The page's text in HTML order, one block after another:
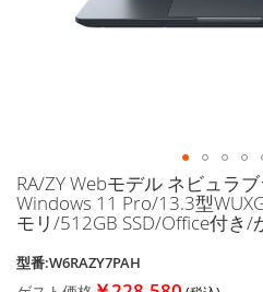
イ
メ
ー
ギ
RA/ZY Webモデル ネビュラ
Windows 11 Pro/13.3型
モリ/512GB SSD/Office付き/
型番:W6RAZY7PAH